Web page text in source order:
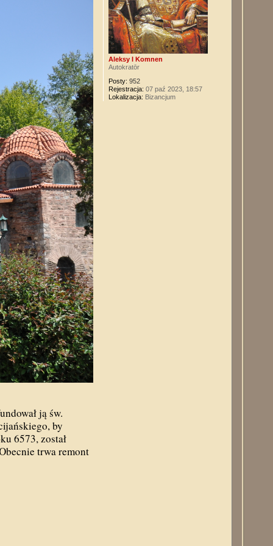
Aleksy I Komnen
Autokratōr
Posty: 952
Rejestracja: 07 paź 2023, 18:57
Lokalizacja: Bizancjum
ją św.
by
6573, został
trwa remont